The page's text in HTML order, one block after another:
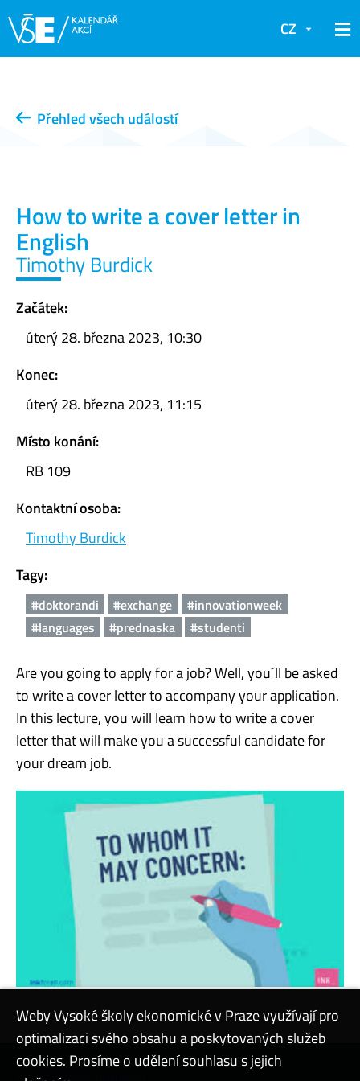
CZ
Přehled všech událostí
How to write a cover letter in
English
Timothy Burdick
Začátek:
úterý 28. března 2023, 10:30
Konec:
úterý 28. března 2023, 11:15
Místo konání:
RB 109
Kontaktní osoba:
Timothy Burdick
Tagy:
#doktorandi #exchange
#innovationweek
#languages
#prednaska #studenti
Are you going to apply for a job? Well, you´ll be asked
to write a cover letter to accompany your application.
In this lecture, you will learn how to write a cover
letter that will make you a successful candidate for
your dream job.
Weby Vysoké školy ekonomické v Praze využívají pro
optimalizaci svého obsahu a poskytovaných služeb
cookies. Prosíme o udělení souhlasu s jejich